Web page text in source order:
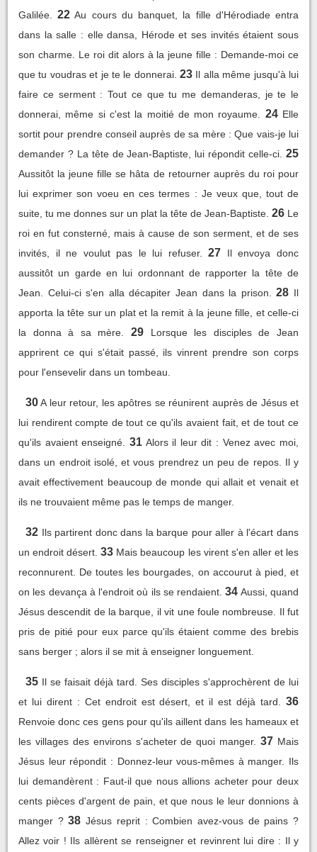
Galilée.
22 Au cours du banquet, la fille d'Hérodiade entra
dans la salle : elle dansa, Hérode et ses invités étaient sous
son charme. Le roi dit alors à la jeune fille : Demande-moi ce
que tu voudras et je te le donnerai. 23 Il alla même jusqu'à lui
faire ce serment : Tout ce que tu me demanderas, je te le
donnerai, même si c'est la moitié de mon royaume.
24 Elle
sortit pour prendre conseil auprès de sa mère : Que vais-je lui
demander ? La tête de Jean-Baptiste, lui répondit celle-ci. 25
Aussitôt la jeune fille se hâta de retourner auprès du roi pour
lui exprimer son voeu en ces termes : Je veux que, tout de
suite, tu me donnes sur un plat la tête de Jean-Baptiste. 26 Le
roi en fut consterné, mais à cause de son serment, et de ses
invités, il ne voulut pas le lui refuser.
27
Il envoya donc
aussitôt un garde en lui ordonnant de rapporter la tête de
Jean. Celui-ci s'en alla décapiter Jean dans la prison.
28 Il
apporta la tête sur un plat et la remit à la jeune fille, et celle-ci
la donna à sa mère.
29
Lorsque les disciples de Jean
apprirent ce qui s'était passé, ils vinrent prendre son corps
pour l'ensevelir dans un tombeau.
30 A leur retour, les apôtres se réunirent auprès de Jésus et
lui rendirent compte de tout ce qu'ils avaient fait, et de tout ce
qu'ils avaient enseigné.
31 Alors il leur dit : Venez avec moi,
dans un endroit isolé, et vous prendrez un peu de repos. Il y
avait effectivement beaucoup de monde qui allait et venait et
ils ne trouvaient même pas le temps de manger.
32 Ils partirent donc dans la barque pour aller à l'écart dans
un endroit désert. 33 Mais beaucoup les virent s'en aller et les
reconnurent. De toutes les bourgades, on accourut à pied, et
on les devança à l'endroit où ils se rendaient. 34 Aussi, quand
Jésus descendit de la barque, il vit une foule nombreuse. Il fut
pris de pitié pour eux parce qu'ils étaient comme des brebis
sans berger ; alors il se mit à enseigner longuement.
35 Il se faisait déjà tard. Ses disciples s'approchèrent de lui
et lui dirent : Cet endroit est désert, et il est déjà tard.
36
Renvoie donc ces gens pour qu'ils aillent dans les hameaux et
les villages des environs s'acheter de quoi manger. 37 Mais
Jésus leur répondit : Donnez-leur vous-mêmes à manger. Ils
lui demandèrent : Faut-il que nous allions acheter pour deux
cents pièces d'argent de pain, et que nous le leur donnions à
manger ? 38 Jésus reprit : Combien avez-vous de pains ?
Allez voir ! Ils allèrent se renseigner et revinrent lui dire : Il y